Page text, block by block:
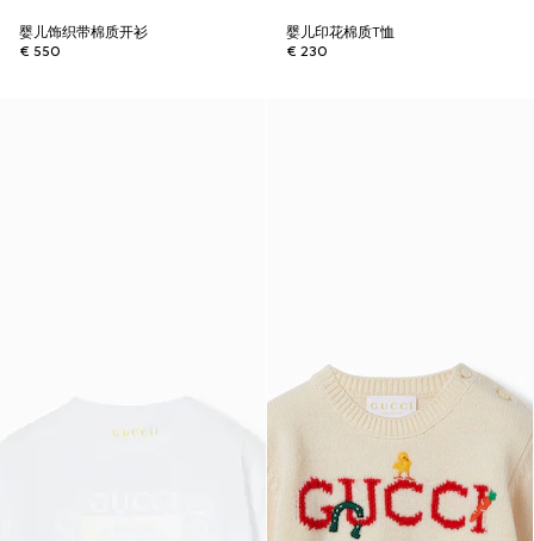
婴儿饰织带棉质开衫
€ 550
婴儿印花棉质T恤
€ 230